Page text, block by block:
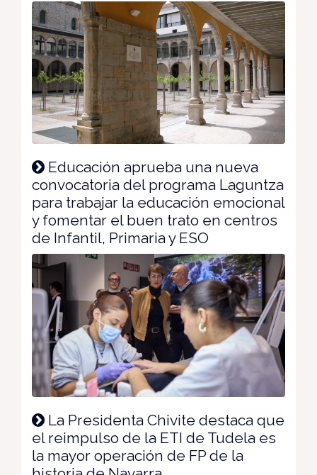
Educación aprueba una nueva
convocatoria del programa Laguntza
para trabajar la educación emocional
y fomentar el buen trato en centros
de Infantil, Primaria y ESO
La Presidenta Chivite destaca que
el reimpulso de la ETI de Tudela es
la mayor operación de FP de la